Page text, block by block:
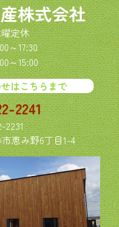
株式会社
定休
～17:30
～15:00
はこちらまで
2241
2231
恵み野6丁目1-4